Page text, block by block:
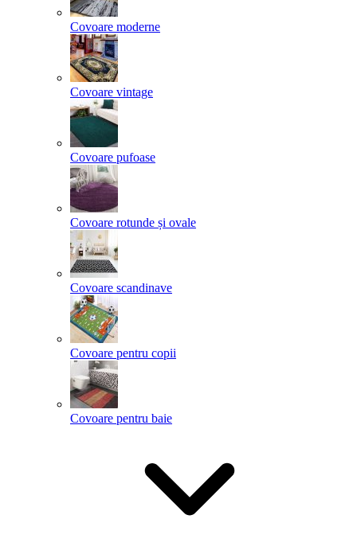
Covoare moderne
Covoare vintage
Covoare pufoase
Covoare rotunde și ovale
Covoare scandinave
Covoare pentru copii
Covoare pentru baie